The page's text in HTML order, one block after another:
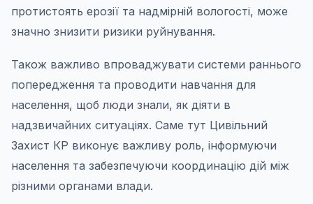
протистоять ерозії та надмірній вологості, може
значно знизити ризики руйнування.
Також важливо впроваджувати системи раннього
попередження та проводити навчання для
населення, щоб люди знали, як діяти в
надзвичайних ситуаціях. Саме тут Цивільний
Захист КР виконує важливу роль, інформуючи
населення та забезпечуючи координацію дій між
різними органами влади.